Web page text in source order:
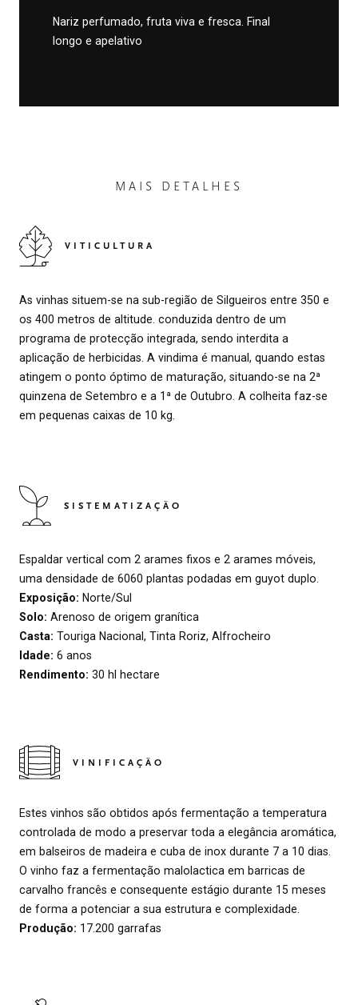
Nariz perfumado, fruta viva e fresca. Final
longo e apelativo
MAIS DETALHES
VITICULTURA
As vinhas situem-se na sub-região de Silgueiros entre 350 e
os 400 metros de altitude. conduzida dentro de um
programa de protecção integrada, sendo interdita a
aplicação de herbicidas. A vindima é manual, quando estas
atingem o ponto óptimo de maturação, situando-se na 2ª
quinzena de Setembro e a 1ª de Outubro. A colheita faz-se
em pequenas caixas de 10 kg.
SISTEMATIZAÇÃO
Espaldar vertical com 2 arames fixos e 2 arames móveis,
uma densidade de 6060 plantas podadas em guyot duplo.
Exposição: Norte/Sul
Solo: Arenoso de origem granítica
Casta: Touriga Nacional, Tinta Roriz, Alfrocheiro
Idade: 6 anos
Rendimento: 30 hl hectare
VINIFICAÇÃO
Estes vinhos são obtidos após fermentação a temperatura
controlada de modo a preservar toda a elegância aromática,
em balseiros de madeira e cuba de inox durante 7 a 10 dias.
O vinho faz a fermentação malolactica em barricas de
carvalho francês e consequente estágio durante 15 meses
de forma a potenciar a sua estrutura e complexidade.
Produção: 17.200 garrafas